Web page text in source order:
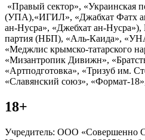
«Правый сектор», «Украинская
(УПА),«ИГИЛ», «Джабхат Фатх
ан-Нусра», «Джебхат ан-
партия (НБП), «Аль-Каида»,
«Меджлис крымско-татарского
«Мизантропик Дивижн»,
«Артподготовка», «Тризуб им.
«Славянский союз», «Формат-
18+
Учредитель: ООО «Совершенно